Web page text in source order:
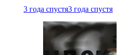
3 года спустя3 года спустя